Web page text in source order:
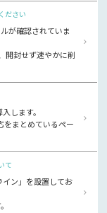
ださい
が確認されていま
開封せず速やかに削
します。
をまとめているペー
て
イン」を設置してお